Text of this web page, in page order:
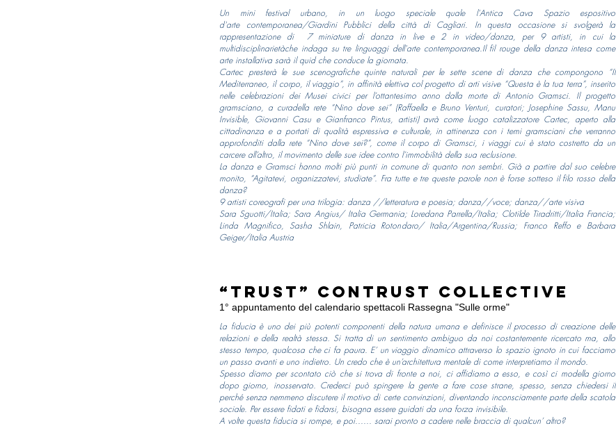
Un mini festival urbano, in un luogo speciale quale l'Antica Cava Spazio espositivo
d'arte contemporanea/Giardini Pubblici della città di Cagliari. In questa occasione si svolgerà la
rappresentazione di 7 miniature di danza in live e 2 in video/danza, per 9 artisti, in cui la
multidisciplinarietàche indaga su tre linguaggi dell'arte contemporanea.Il fil rouge della danza intesa come
arte installativa sarà il quid che conduce la giornata.
Cartec presterà le sue scenografiche quinte naturali per le sette scene di danza che compongono “Il
Mediterraneo, il corpo, il viaggio”, in affinità elettiva col progetto di arti visive “Questa è la tua terra”, inserito
nelle celebrazioni dei Musei civici per l’ottantesimo anno dalla morte di Antonio Gramsci. Il progetto
gramsciano, a curadella rete “Nino dove sei” (Raffaella e Bruno Venturi, curatori; Josephine Sassu, Manu
Invisible, Giovanni Casu e Gianfranco Pintus, artisti) avrà come luogo catalizzatore Cartec, aperto alla
cittadinanza e a portati di qualità espressiva e culturale, in attinenza con i temi gramsciani che verranno
approfonditi dalla rete “Nino dove sei?”, come il corpo di Gramsci, i viaggi cui è stato costretto da un
carcere all’altro, il movimento delle sue idee contro l’immobilità della sua reclusione.
La danza e Gramsci hanno molti più punti in comune di quanto non sembri. Già a partire dal suo celebre
monito, “Agitatevi, organizzatevi, studiate”. Fra tutte e tre queste parole non è forse sotteso il filo rosso della
danza?
9 artisti coreografi per una trilogia: danza //letteratura e poesia; danza//voce; danza//arte visiva
Sara Sguotti/Italia; Sara Angius/ Italia Germania; Loredana Parrella/Italia; Clotilde Tiradritti/Italia Francia;
Linda Magnifico, Sasha Shlain, Patricia Rotondaro/ Italia/Argentina/Russia; Franco Reffo e Barbara
Geiger/Italia Austria
“Trust” ConTrust Collective
1° appuntamento del calendario spettacoli Rassegna "Sulle orme"
La fiducia è uno dei più potenti componenti della natura umana e definisce il processo di creazione delle
relazioni e della realtà stessa. Si tratta di un sentimento ambiguo da noi costantemente ricercato ma, allo
stesso tempo, qualcosa che ci fa paura. E’ un viaggio dinamico attraverso lo spazio ignoto in cui facciamo
un passo avanti e uno indietro. Un credo che è un’architettura mentale di come interpretiamo il mondo.
Spesso diamo per scontato ciò che si trova di fronte a noi, ci affidiamo a esso, e così ci modella giorno
dopo giorno, inosservato. Crederci può spingere la gente a fare cose strane, spesso, senza chiedersi il
perché senza nemmeno discutere il motivo di certe convinzioni, diventando inconsciamente parte della scatola
sociale. Per essere fidati e fidarsi, bisogna essere guidati da una forza invisibile.
A volte questa fiducia si rompe, e poi...... sarai pronto a cadere nelle braccia di qualcun’ altro?